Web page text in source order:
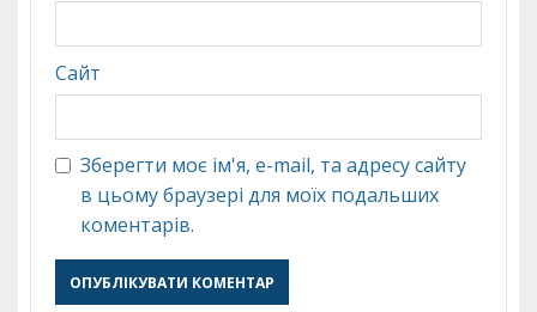
Сайт
Зберегти моє ім'я, e-mail, та адресу сайту
в цьому браузері для моїх подальших
коментарів.